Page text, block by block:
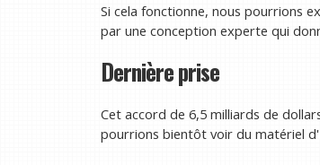
Si cela fonctionne, nous pourrions
par une conception experte qui
Dernière prise
Cet accord de 6,5 milliards de
pourrions bientôt voir du matériel